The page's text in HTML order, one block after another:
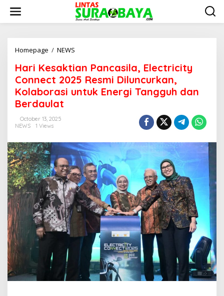
i
Homepage / NEWS
r
i
K
e
a
n
P
a
n
c
a
s
a
c
Hari Kesaktian Pancasila, Electricity
Connect 2025 Resmi Diluncurkan,
Kolaborasi untuk Energi Tangguh dan
Berdaulat
October 13, 2025
NEWS
1 Views